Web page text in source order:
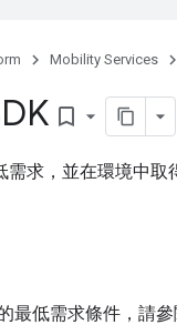
Mobility Services
bookmark_border
求，並在環境中取
最低需求條件，請參